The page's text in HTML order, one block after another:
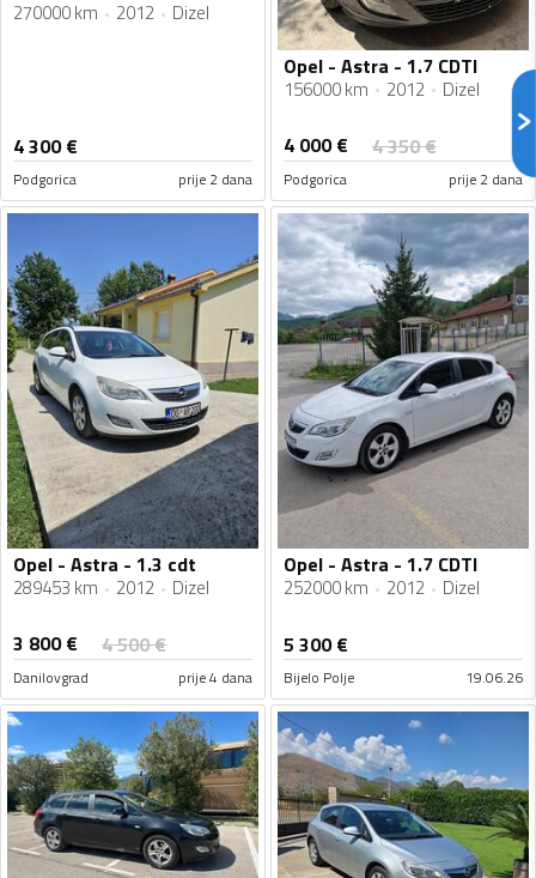
270000 km 2012 Dizel
4 300€
Podgorica prije 2 dana
Opel - Astra - 1.7 CDTI
156000 km 2012 Dizel
4 000€ 4 350€
Podgorica prije 2 dana
Opel - Astra - 1.3 cdt
289453 km 2012 Dizel
3 800€ 4 500€
Danilovgrad prije 4 dana
Opel - Astra - 1.7 CDTI
252000 km 2012 Dizel
5 300€
Bijelo Polje 19.06.26